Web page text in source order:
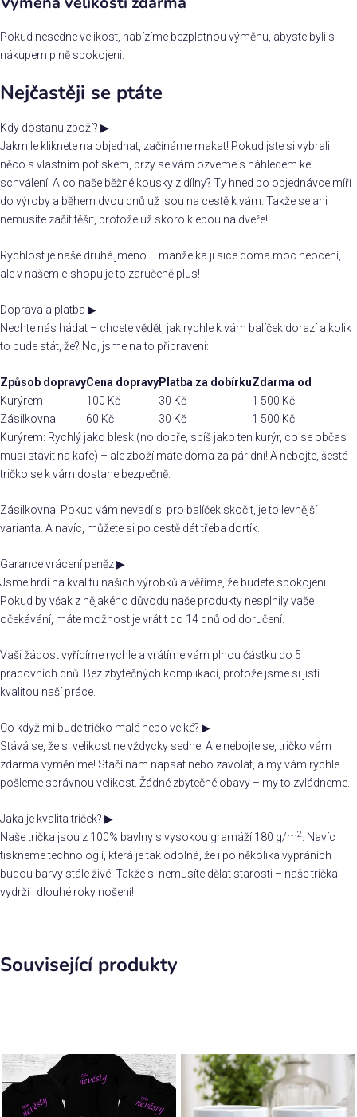
Pokud nesedne velikost, nabízíme bezplatnou výměnu, abyste byli s
nákupem plně spokojeni.
Nejčastěji se ptáte
Kdy dostanu zboží? ▶
Jakmile kliknete na objednat, začínáme makat! Pokud jste si vybrali
něco s vlastním potiskem, brzy se vám ozveme s náhledem ke
schválení. A co naše běžné kousky z dílny? Ty hned po objednávce míří
do výroby a během dvou dnů už jsou na cestě k vám. Takže se ani
nemusíte začít těšit, protože už skoro klepou na dveře!
Rychlost je naše druhé jméno – manželka ji sice doma moc neocení,
ale v našem e-shopu je to zaručeně plus!
Doprava a platba ▶
Nechte nás hádat – chcete vědět, jak rychle k vám balíček dorazí a kolik
to bude stát, že? No, jsme na to připraveni:
Způsob dopravyCena dopravyPlatba za dobírkuZdarma od
Kurýrem
100 Kč 30 Kč
1 500 Kč
Zásilkovna
60 Kč 30 Kč
1 500 Kč
Kurýrem: Rychlý jako blesk (no dobře, spíš jako ten kurýr, co se občas
musí stavit na kafe) – ale zboží máte doma za pár dní! A nebojte, šesté
tričko se k vám dostane bezpečně.
Zásilkovna: Pokud vám nevadí si pro balíček skočit, je to levnější
varianta. A navíc, můžete si po cestě dát třeba dortík.
Garance vrácení peněz▶
Jsme hrdí na kvalitu našich výrobků a věříme, že budete spokojeni.
Pokud by však z nějakého důvodu naše produkty nesplnily vaše
očekávání, máte možnost je vrátit do 14 dnů od doručení.
Vaši žádost vyřídíme rychle a vrátíme vám plnou částku do 5
pracovních dnů. Bez zbytečných komplikací, protože jsme si jistí
kvalitou naší práce.
Co když mi bude tričko malé nebo velké? ▶
Stává se, že si velikost ne vždycky sedne. Ale nebojte se, tričko vám
zdarma vyměníme! Stačí nám napsat nebo zavolat, a my vám rychle
pošleme správnou velikost. Žádné zbytečné obavy – my to zvládneme.
Jaká je kvalita triček? ▶
Naše trička jsou z 100% bavlny s vysokou gramáží 180 g/m2
. Navíc
tiskneme technologií, která je tak odolná, že i po několika vypráních
budou barvy stále živé. Takže si nemusíte dělat starosti – naše trička
vydrží i dlouhé roky nošení!
Související produkty